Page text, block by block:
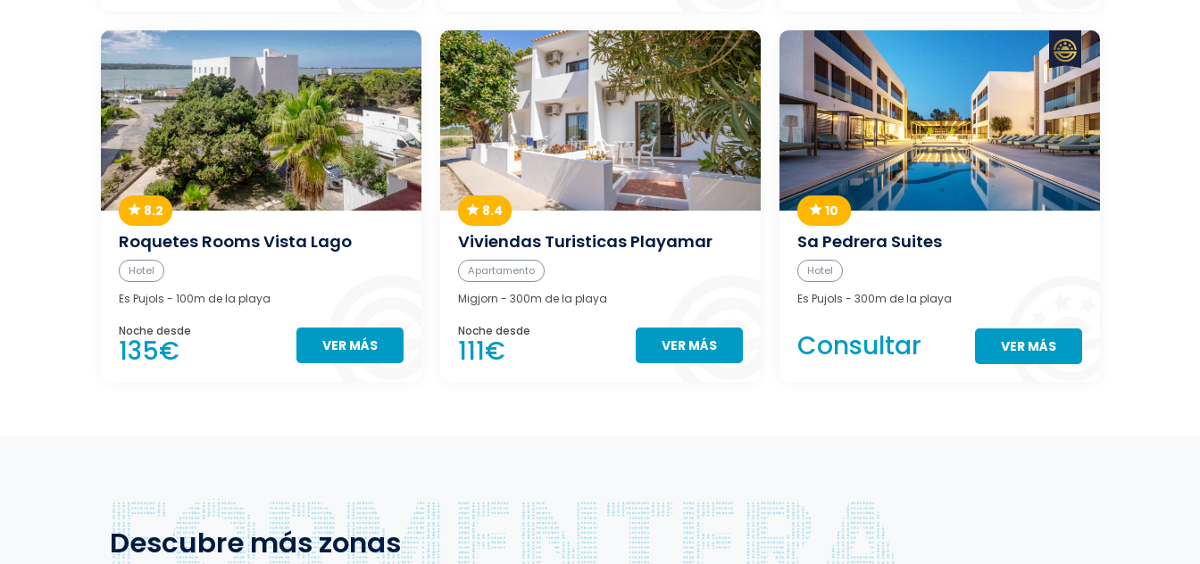
8.2
Roquetes Rooms Vista Lago
Hotel
Es Pujols - 100m de la playa
Noche desde
135€ VER MÁS
8.4
Viviendas Turisticas Playamar
Apartamento
Migjorn - 300m de la playa
Noche desde
111€ VER MÁS
10
Sa Pedrera Suites
Hotel
Es Pujols - 300m de la playa
Consultar VER MÁS
Descubre más zonas